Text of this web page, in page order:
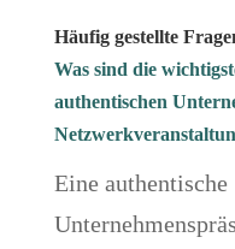
Häufig gestellte
Was sind die
authentischen
Eine authentische